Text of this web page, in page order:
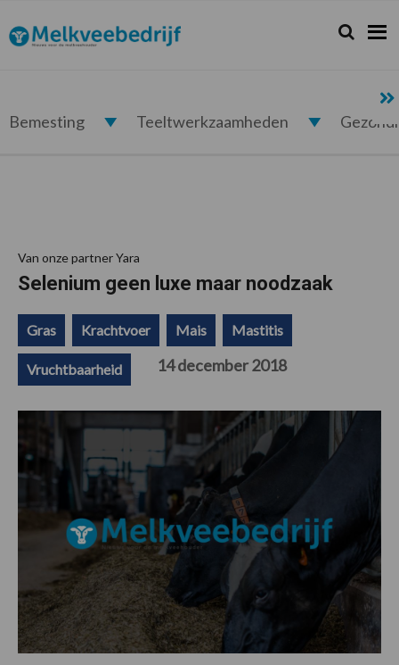
de
hoofdnavigatie
de
hoofd
de
eerste
de
voettekst
Melkveebedrijf.nl Zoeken...
Zoek
Bemesting Teeltwerkzaamheden
Van onze partner Yara
Selenium geen luxe maar noodzaak
Gras Krachtvoer Mais Mastitis
Vruchtbaarheid 14 december 2018